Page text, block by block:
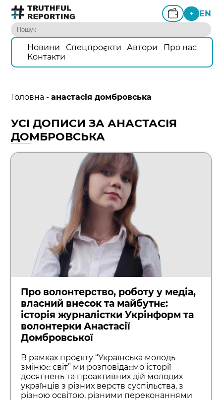
+ EN
Новини Спецпроєкти Автори
Про нас
Контакти
Головна -анастасія домбровська
УСІ ДОПИСИ ЗА АНАСТАСІЯ
ДОМБРОВСЬКА
Про волонтерство, роботу у медіа,
власний внесок та майбутнє:
історія журналістки Укрінформ та
волонтерки Анастасії
Домбровської
В рамках проєкту “Українська молодь
змінює світ” ми розповідаємо історії
досягнень та проактивних дій молодих
українців з різних верств суспільства, з
різною освітою, різними переконаннями